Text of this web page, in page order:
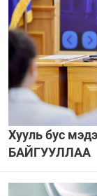
Хууль бус
БАЙГУУЛЛАА